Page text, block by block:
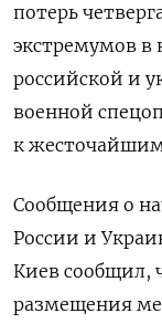
потерь
экстремумов в
российской и
военной
к
Сообщения о
России и
Киев сообщил,
размещения